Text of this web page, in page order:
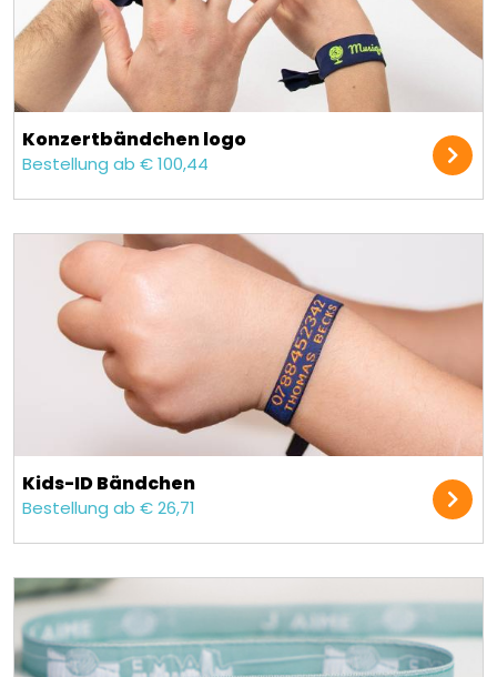
Konzert­bändchen logo
Bestellung ab € 100,44
Kids-ID Bändchen
Bestellung ab € 26,71